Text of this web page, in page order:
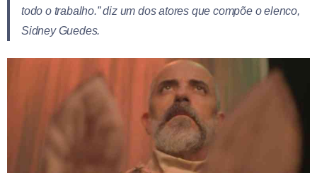
todo o trabalho.” diz um dos atores que compõe o elenco,
Sidney Guedes.